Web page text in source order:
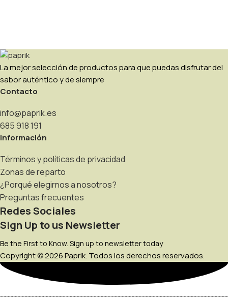
La mejor selección de productos para que puedas disfrutar del
sabor auténtico y de siempre
Contacto
info@paprik.es
685 918 191
Información
Términos y políticas de privacidad
Zonas de reparto
¿Porqué elegirnos a nosotros?
Preguntas frecuentes
Redes Sociales
Sign Up to us Newsletter
Be the First to Know. Sign up to newsletter today
Copyright © 2026 Paprik. Todos los derechos reservados.